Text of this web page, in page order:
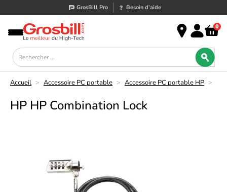
GrosBill Pro Besoin d’aide
0
Accueil > Accessoire PC portable > Accessoire PC portable HP >
HP HP Combination Lock